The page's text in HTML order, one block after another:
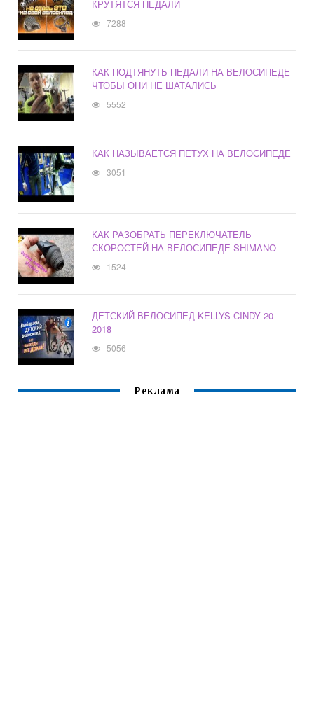
КРУТЯТСЯ ПЕДАЛИ
7288
КАК ПОДТЯНУТЬ ПЕДАЛИ НА ВЕЛОСИПЕДЕ
ЧТОБЫ ОНИ НЕ ШАТАЛИСЬ
5552
КАК НАЗЫВАЕТСЯ ПЕТУХ НА ВЕЛОСИПЕДЕ
3051
КАК РАЗОБРАТЬ ПЕРЕКЛЮЧАТЕЛЬ
СКОРОСТЕЙ НА ВЕЛОСИПЕДЕ SHIMANO
1524
ДЕТСКИЙ ВЕЛОСИПЕД KELLYS CINDY 20
2018
5056
Реклама